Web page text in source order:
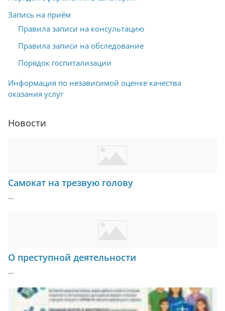
Запись на приём
Правила записи на консультацию
Правила записи на обследование
Порядок госпитализации
Информация по независимой оценке качества
оказания услуг
Новости
Самокат на трезвую голову
…
О преступной деятельности
…